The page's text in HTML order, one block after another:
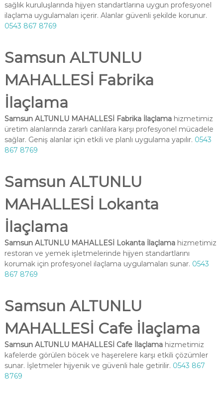
sağlık kuruluşlarında hijyen standartlarına uygun profesyonel
ilaçlama uygulamaları içerir. Alanlar güvenli şekilde korunur.
0543 867 8769
Samsun ALTUNLU
MAHALLESİ Fabrika
İlaçlama
Samsun ALTUNLU MAHALLESİ Fabrika İlaçlamahizmetimiz
üretim alanlarında zararlı canlılara karşı profesyonel mücadele
sağlar. Geniş alanlar için etkili ve planlı uygulama yapılır. 0543
867 8769
Samsun ALTUNLU
MAHALLESİ Lokanta
İlaçlama
Samsun ALTUNLU MAHALLESİ Lokanta İlaçlamahizmetimiz
restoran ve yemek işletmelerinde hijyen standartlarını
korumak için profesyonel ilaçlama uygulamaları sunar. 0543
867 8769
Samsun ALTUNLU
MAHALLESİ Cafe İlaçlama
Samsun ALTUNLU MAHALLESİ Cafe İlaçlamahizmetimiz
kafelerde görülen böcek ve haşerelere karşı etkili çözümler
sunar. İşletmeler hijyenik ve güvenli hale getirilir. 0543 867
8769